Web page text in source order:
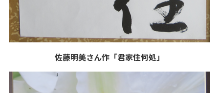
佐藤明美さん作「君家住何処」